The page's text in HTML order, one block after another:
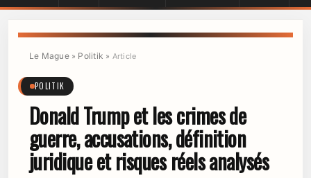
Le Mague» Politik » Article
POLITIK
Donald Trump et les crimes de
guerre, accusations, définition
juridique et risques réels analysés